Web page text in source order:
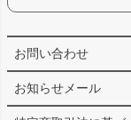
お問い合わせ
お知らせメール